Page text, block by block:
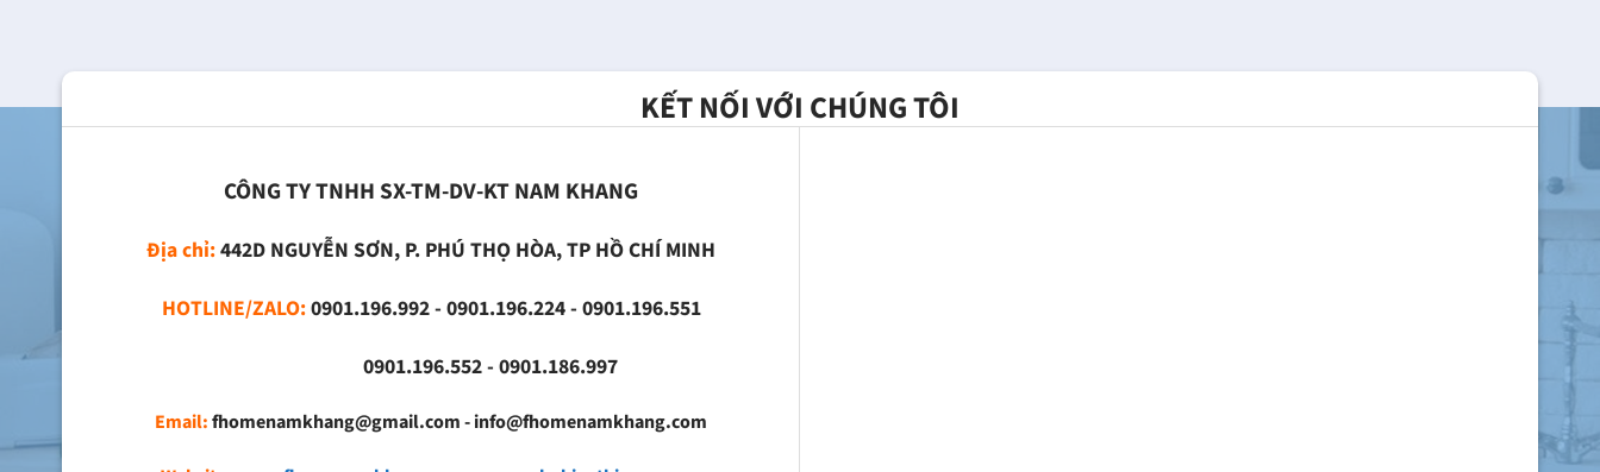
KẾT NỐI VỚI CHÚNG TÔI
CÔNG TY TNHH SX-TM-DV-KT NAM KHANG
Địa chỉ:442D NGUYỄN SƠN, P. PHÚ THỌ HÒA, TP HỒ CHÍ MINH
HOTLINE/ZALO:0901.196.992 - 0901.196.224 - 0901.196.551
0901.196.552 - 0901.186.997
Email:fhomenamkhang@gmail.com - info@fhomenamkhang.com